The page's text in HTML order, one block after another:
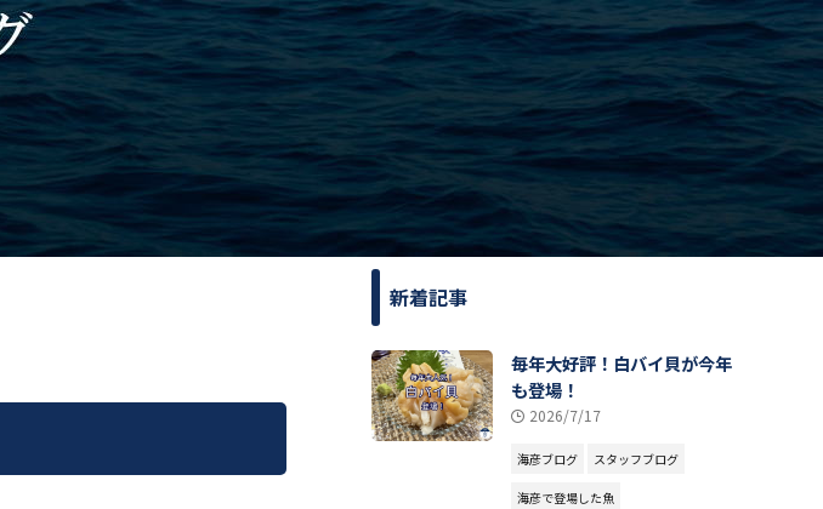
新着記事
毎年大好評！白バイ貝が今年
も登場！
2026/7/17
海彦ブログ スタッフブログ
海彦で登場した魚